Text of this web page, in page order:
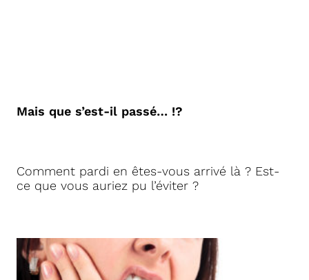
Mais que s’est-il passé… !?
Comment pardi en êtes-vous arrivé là ? Est-
ce que vous auriez pu l’éviter ?